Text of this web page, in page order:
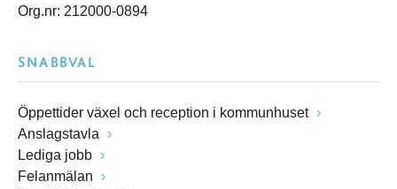
Org.nr: 212000-0894
SNABBVAL
Öppettider växel och reception i kommunhuset
Anslagstavla
Lediga jobb
Felanmälan